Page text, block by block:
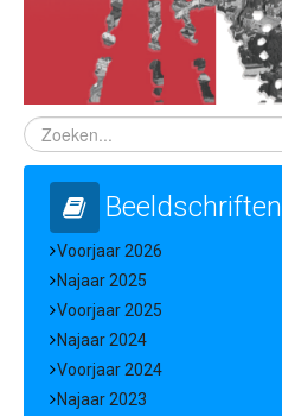
Beeldschriften
Voorjaar 2026
Najaar 2025
Voorjaar 2025
Najaar 2024
Voorjaar 2024
Najaar 2023